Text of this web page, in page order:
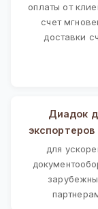
оплаты от
счет
доставки
Диадок
для